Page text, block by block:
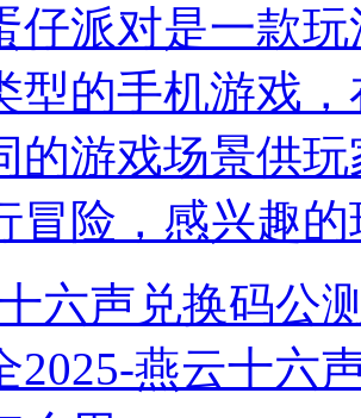
仔派对是一款
型的手机游戏
的游戏场景供
冒险，感兴趣